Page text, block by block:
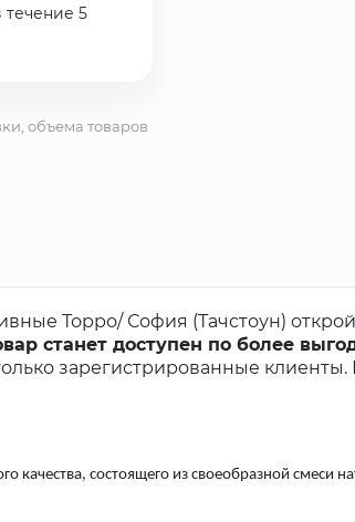
5
объема товаров
Торро/ София (Тачстоун)
станет доступен по более
зарегистрированные клиенты.
качества, состоящего из своеобразной смеси